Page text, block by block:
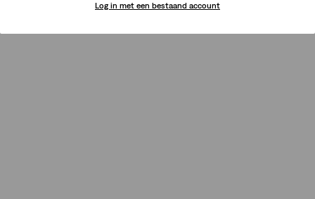
Log in met een bestaand account